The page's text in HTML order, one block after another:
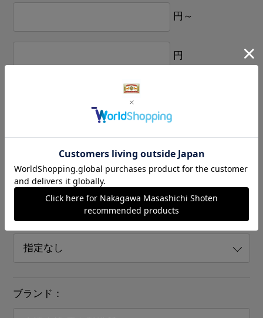
円～
円
年 月 日 まで
店舗：
ブランド：